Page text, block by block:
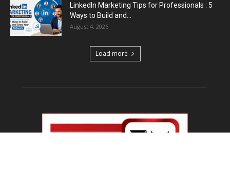
LinkedIn Marketing Tips for Professionals : 5
Ways to Build and...
August 4, 2026
Load more